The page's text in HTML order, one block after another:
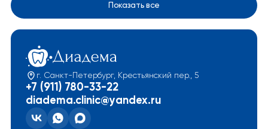
Показать все
г. Санкт-Петербург, Крестьянский пер., 5
+7 (911) 780-33-22
diadema.clinic@yandex.ru